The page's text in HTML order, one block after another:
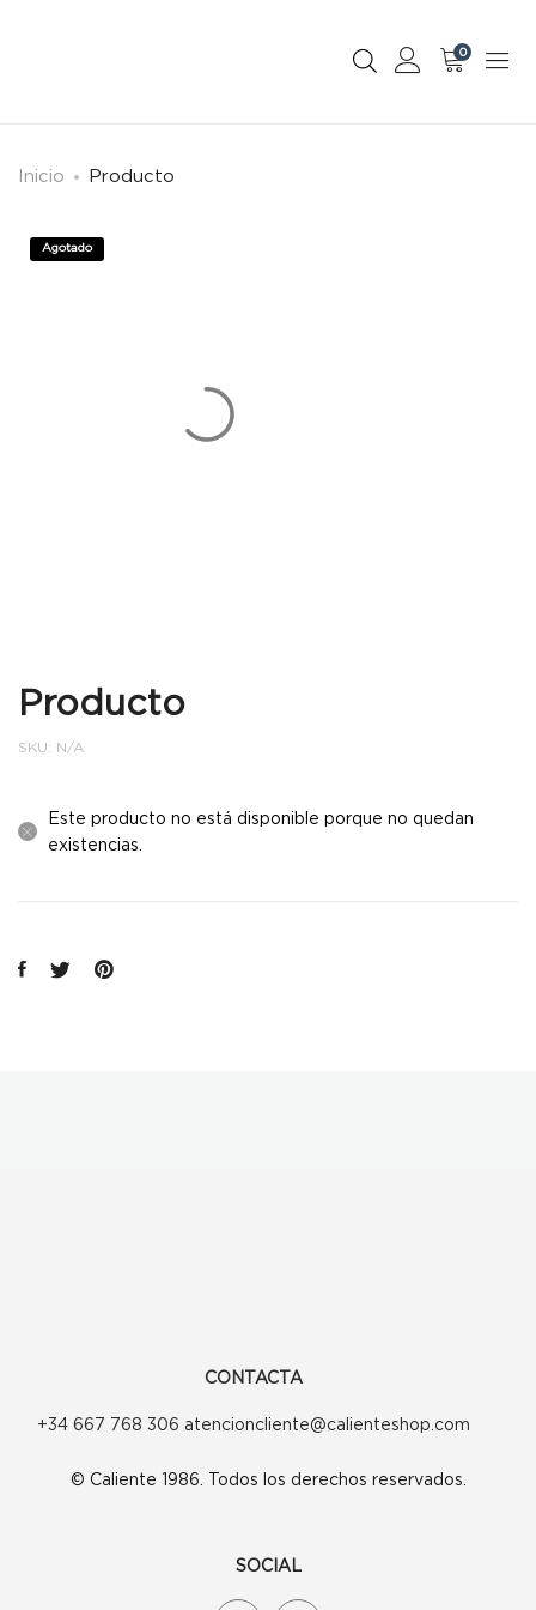
0
Inicio Producto
Agotado
Producto
SKU: N/A
Este producto no está disponible porque no quedan
existencias.
CONTACTA
+34 667 768 306 atencioncliente@calienteshop.com
© Caliente 1986. Todos los derechos reservados.
SOCIAL